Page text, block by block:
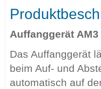
Auffanggerät AM3
Das Auffanggerät
beim Auf- und
automatisch auf